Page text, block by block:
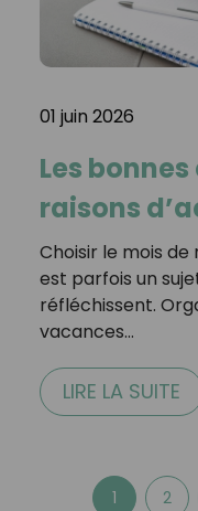
01 juin 2026
Les
raisons
Choisir le mois
est parfois un
réfléchissent.
vacances…
LIRE LA SUITE
1 2